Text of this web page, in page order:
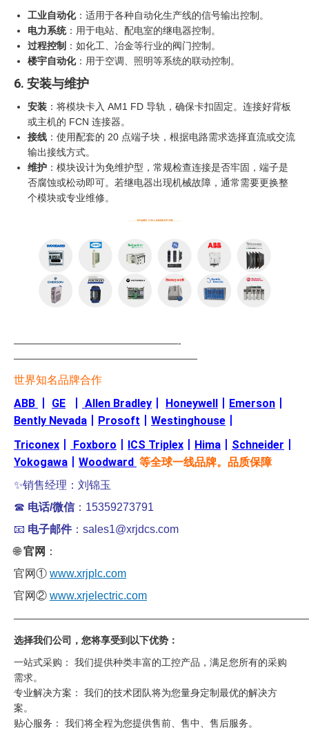
工业自动化：适用于各种自动化生产线的信号输出控制。
电力系统：用于电站、配电室的继电器控制。
过程控制 ：如化工、冶金等行业的阀门控制。
楼宇自动化：用于空调、照明等系统的联动控制。
6. 安装与维护
安装 ：将模块卡入 AM1 FD 导轨，确保卡扣固定。连接好背板
或主机的 FCN 连接器。
接线 ：使用配套的 20 点端子块，根据电路需求选择直流或交流
输出接线方式。
维护 ：模块设计为免维护型，常规检查连接是否牢固，端子是
否腐蚀或松动即可。若继电器出现机械故障，通常需要更换整
个模块或专业维修。
—————————————————-
———————————————————
世界知名品牌合作
ABB GE Allen Bradley Honeywell Emerson
Bently Nevada
Prosoft Westinghouse
Triconex
Foxboro ICS Triplex Hima Schneider
Yokogawa
Woodward 等全球一线品牌。品质保障
✨销售经理：刘锦玉
☎ 电话/微信：15359273791
📧 电子邮件：sales1@xrjdcs.com
🌐官网 ：
官网① www.xrjplc.com
官网② www.xrjelectric.com
选择我们公司，您将享受到以下优势：
一站式采购： 我们提供种类丰富的工控产品，满足您所有的采购
需求。
专业解决方案： 我们的技术团队将为您量身定制最优的解决方
案。
贴心服务： 我们将全程为您提供售前、售中、售后服务。